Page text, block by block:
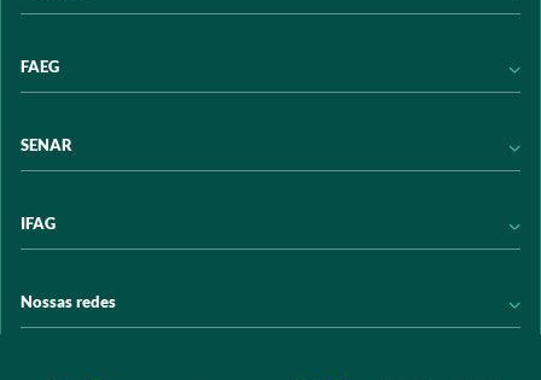
Acervo digital
Programas e Serviços
Trabalhe conosco
FAEG
Transparência
SENAR
Transparência
Arrecadação
IFAG
Programas e Serviços
Nossas redes